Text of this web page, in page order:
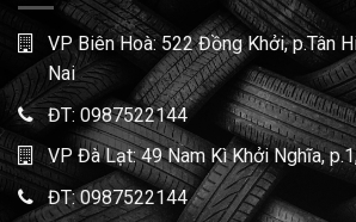
VP Biên Hoà: 522 Đồng Khởi, p.Tân
Nai
ĐT: 0987522144
VP Đà Lạt: 49 Nam Kì Khởi Nghĩa,
ĐT:0987522144